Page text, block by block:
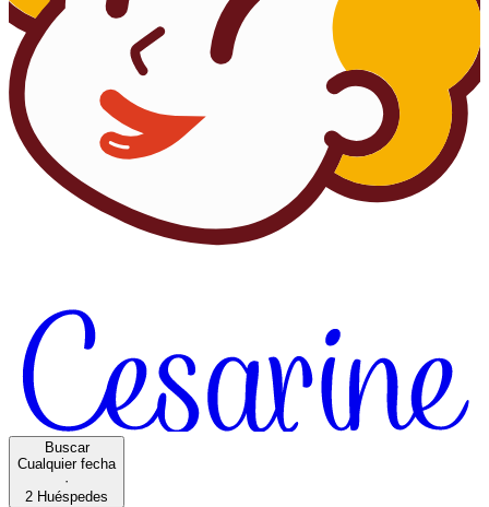
Buscar
Cualquier fecha
·
2 Huéspedes